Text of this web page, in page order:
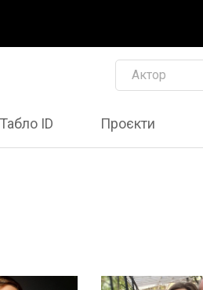
Табло ID Проєкти